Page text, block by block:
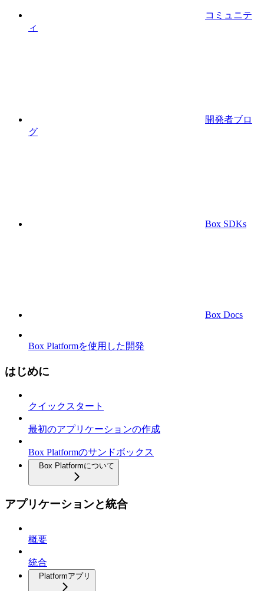
コミュニテ
ィ
開発者ブロ
グ
Box SDKs
Box Docs
Box Platformを使用した開発
はじめに
クイックスタート
最初のアプリケーションの作成
Box Platformのサンドボックス
Box Platformについて
アプリケーションと統合
概要
統合
Platformアプリ